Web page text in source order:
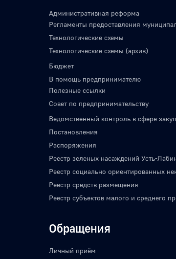
Административная реформа
Регламенты предоставления
Технологические схемы
Технологические схемы (архив)
Бюджет
В помощь предпринимателю
Полезные ссылки
Совет по предпринимательству
Ведомственный контроль в сфере
Постановления
Распоряжения
Реестр зеленых насаждений Усть-
Реестр социально ориентированных
Реестр средств размещения
Реестр субъектов малого и среднего
Обращения
Личный приём